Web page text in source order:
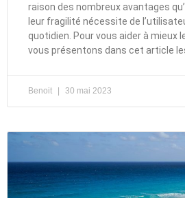
raison des nombreux avantages
leur fragilité nécessite de
quotidien. Pour vous aider à mieux
vous présentons dans cet article
Benoit 30 mai 2023